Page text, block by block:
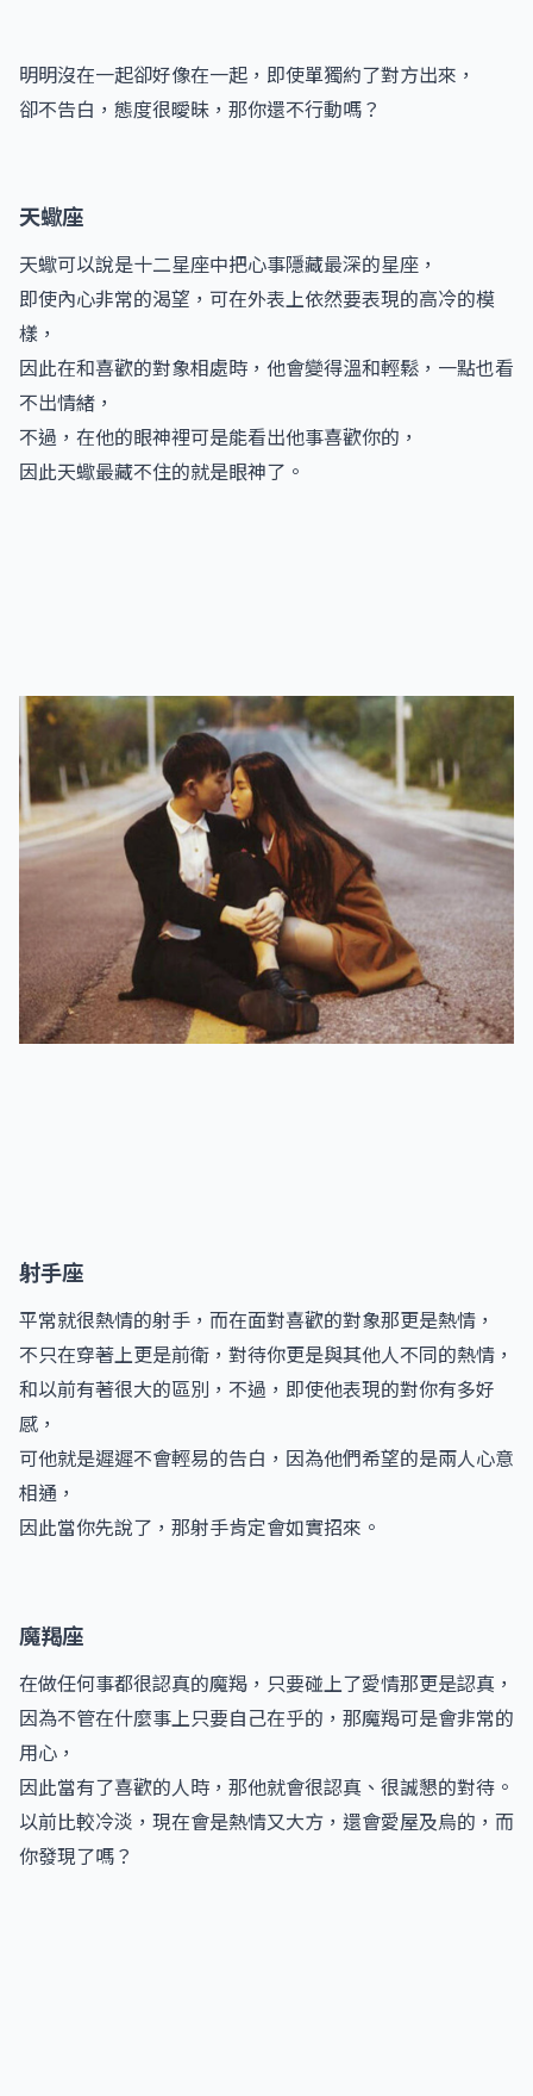
明明沒在一起卻好像在一起，即使單獨約了對方出來，
卻不告白，態度很曖昧，那你還不行動嗎？
天蠍座
天蠍可以說是十二星座中把心事隱藏最深的星座，
即使內心非常的渴望，可在外表上依然要表現的高冷的模
樣，
因此在和喜歡的對象相處時，他會變得溫和輕鬆，一點也看
不出情緒，
不過，在他的眼神裡可是能看出他事喜歡你的，
因此天蠍最藏不住的就是眼神了。
射手座
平常就很熱情的射手，而在面對喜歡的對象那更是熱情，
不只在穿著上更是前衛，對待你更是與其他人不同的熱情，
和以前有著很大的區別，不過，即使他表現的對你有多好
感，
可他就是遲遲不會輕易的告白，因為他們希望的是兩人心意
相通，
因此當你先說了，那射手肯定會如實招來。
魔羯座
在做任何事都很認真的魔羯，只要碰上了愛情那更是認真，
因為不管在什麼事上只要自己在乎的，那魔羯可是會非常的
用心，
因此當有了喜歡的人時，那他就會很認真、很誠懇的對待。
以前比較冷淡，現在會是熱情又大方，還會愛屋及烏的，而
你發現了嗎？